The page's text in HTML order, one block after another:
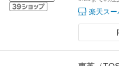
楽天ス